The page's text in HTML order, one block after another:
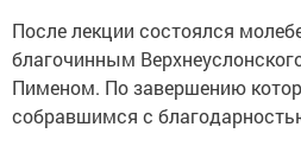
После лекции состоялся
благочинным
Пименом. По завершению
собравшимся с